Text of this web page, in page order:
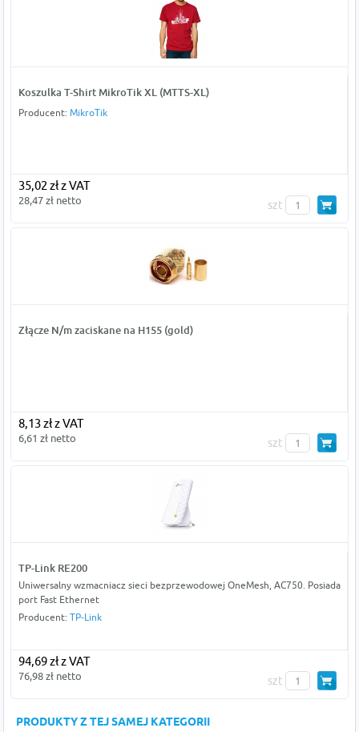
Koszulka T-Shirt MikroTik XL (MTTS-XL)
Producent: MikroTik
35,02 zł z VAT
28,47 zł netto szt
Złącze N/m zaciskane na H155 (gold)
8,13 zł z VAT
6,61 zł netto szt
TP-Link RE200
Uniwersalny wzmacniacz sieci bezprzewodowej OneMesh, AC750. Posiada
port Fast Ethernet
Producent: TP-Link
94,69 zł z VAT
76,98 zł netto szt
PRODUKTY Z TEJ SAMEJ KATEGORII